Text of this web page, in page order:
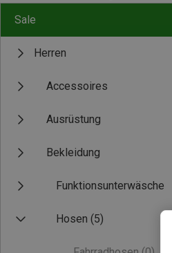
Sale
Herren
Accessoires
Ausrüstung
Bekleidung
Funktionsunterwäsche
Hosen (5)